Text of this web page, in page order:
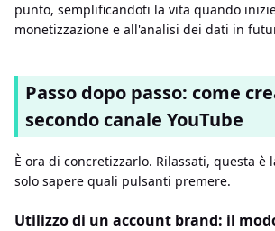
punto, semplificandoti la vita quando
monetizzazione e all'analisi dei dati in
Passo dopo passo: come
secondo canale YouTube
È ora di concretizzarlo. Rilassati, questa è
solo sapere quali pulsanti premere.
Utilizzo di un account brand: il